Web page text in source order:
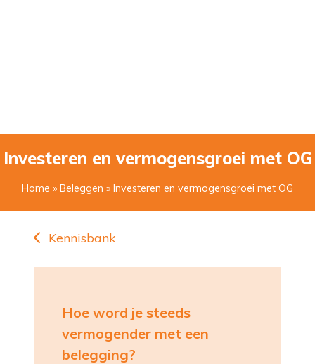
Investeren en vermogensgroei met OG
Home » Beleggen » Investeren en vermogensgroei met OG
Kennisbank
Hoe word je steeds
vermogender met een
belegging?